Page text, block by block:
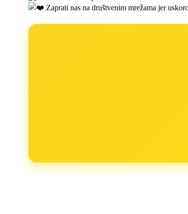
Zaprati nas na društvenim mrežama jer